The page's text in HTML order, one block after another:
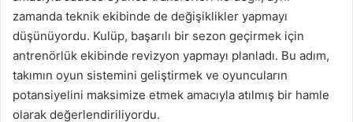
zamanda teknik ekibinde de değişiklikler yapmayı
düşünüyordu. Kulüp, başarılı bir sezon geçirmek için
antrenörlük ekibinde revizyon yapmayı planladı. Bu adım,
takımın oyun sistemini geliştirmek ve oyuncuların
potansiyelini maksimize etmek amacıyla atılmış bir hamle
olarak değerlendiriliyordu.